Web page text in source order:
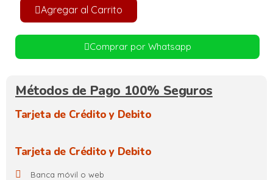
Agregar al Carrito
Comprar por Whatsapp
Métodos de Pago 100% Seguros
Tarjeta de Crédito y Debito
Tarjeta de Crédito y Debito
Banca móvil o web